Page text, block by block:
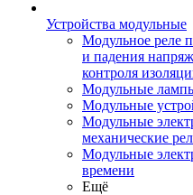
Устройства модульные
Модульное реле
и падения
контроля
Модульные
Модульные
Модульные
механические
Модульные
времени
Ещё